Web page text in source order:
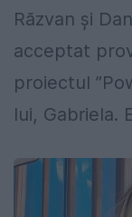
Răzvan și
acceptat
proiectul
lui, Gabriela.